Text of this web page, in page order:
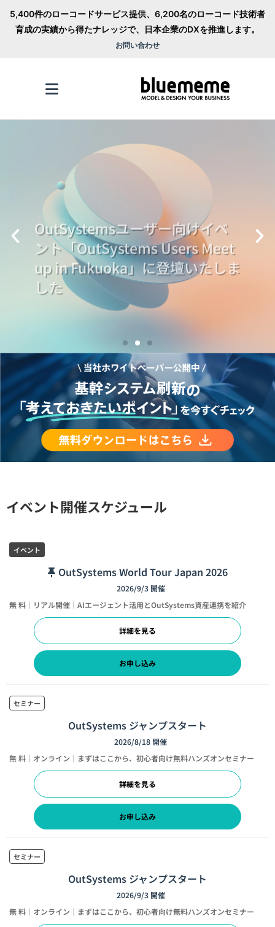
5,400件のローコードサービス提供、6,200名のローコード技術者
育成の実績から得たナレッジで、日本企業のDXを推進します。
お問い合わせ
OutSystemsユーザー向けイベ
ント「OutSystems Users Meet
up in Fukuoka」に登壇いたしま
した
イベント開催スケジュール
イベント
OutSystems World Tour Japan 2026
2026/9/3 開催
無 料｜リアル開催｜AIエージェント活用とOutSystems資産連携を紹介
詳細を見る
お申し込み
セミナー
OutSystems ジャンプスタート
2026/8/18 開催
無 料｜オンライン｜まずはここから、初心者向け無料ハンズオンセミナー
詳細を見る
お申し込み
セミナー
OutSystems ジャンプスタート
2026/9/3 開催
無 料｜オンライン｜まずはここから、初心者向け無料ハンズオンセミナー